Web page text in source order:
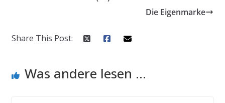
Die Eigenmarke
Share This Post:
Was andere lesen ...